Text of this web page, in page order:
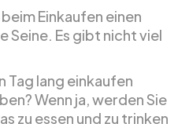
Einkaufen einen
Seine. Es gibt nicht viel
Tag lang einkaufen
Wenn ja, werden Sie
zu essen und zu trinken